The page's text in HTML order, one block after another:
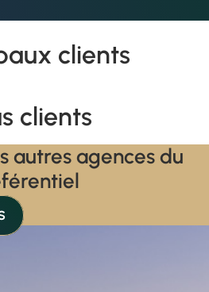
clients
clients
autres agences du